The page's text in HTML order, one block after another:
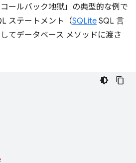
ールバック地獄」の典型的な例で
ステートメント（SQLite SQL 言
てデータベース メソッドに渡さ